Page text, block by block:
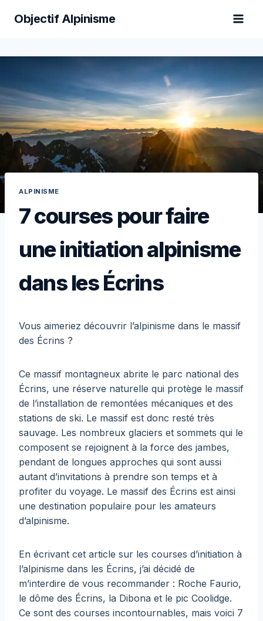
Objectif Alpinisme
ALPINISME
7 courses pour faire
une initiation alpinisme
dans les Écrins
Vous aimeriez découvrir l’alpinisme dans le massif
des Écrins ?
Ce massif montagneux abrite le parc national des
Écrins, une réserve naturelle qui protège le massif
de l’installation de remontées mécaniques et des
stations de ski. Le massif est donc resté très
sauvage. Les nombreux glaciers et sommets qui le
composent se rejoignent à la force des jambes,
pendant de longues approches qui sont aussi
autant d’invitations à prendre son temps et à
profiter du voyage. Le massif des Écrins est ainsi
une destination populaire pour les amateurs
d’alpinisme.
En écrivant cet article sur les courses d’initiation à
l’alpinisme dans les Écrins, j’ai décidé de
m’interdire de vous recommander : Roche Faurio,
le dôme des Écrins, la Dibona et le pic Coolidge.
Ce sont des courses incontournables, mais voici 7